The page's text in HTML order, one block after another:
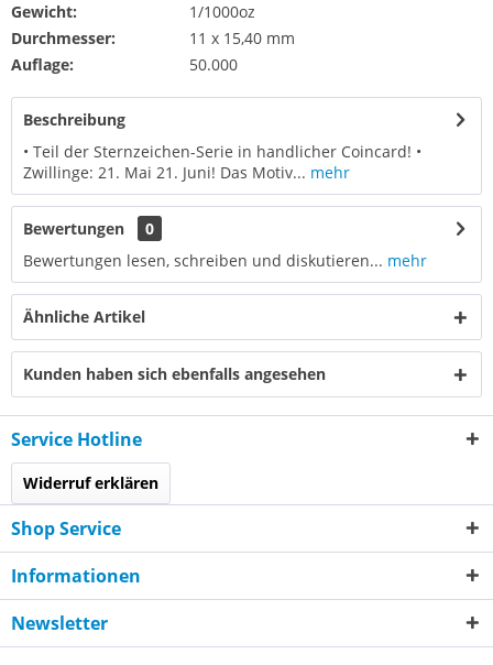
Gewicht:
1/1000oz
Durchmesser:
11 x 15,40 mm
Auflage:
50.000
Beschreibung
• Teil der Sternzeichen-Serie in handlicher Coincard! •
Zwillinge: 21. Mai 21. Juni! Das Motiv... mehr
Bewertungen
0
Bewertungen lesen, schreiben und diskutieren... mehr
Ähnliche Artikel
Kunden haben sich ebenfalls angesehen
Service Hotline
Widerruf erklären
Shop Service
Informationen
Newsletter